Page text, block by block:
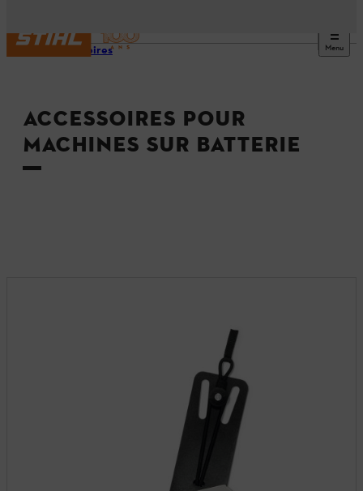
Menu
Accessoires
ACCESSOIRES POUR
MACHINES SUR BATTERIE